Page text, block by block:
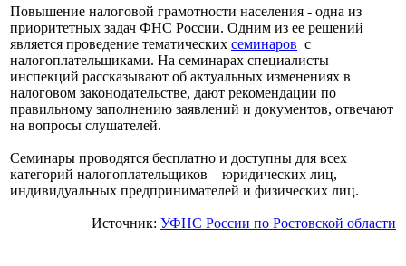
Повышение налоговой грамотности населения - одна из
приоритетных задач ФНС России. Одним из ее решений
является проведение тематических семинаров с
налогоплательщиками. На семинарах специалисты
инспекций рассказывают об актуальных изменениях в
налоговом законодательстве, дают рекомендации по
правильному заполнению заявлений и документов, отвечают
на вопросы слушателей.
Семинары проводятся бесплатно и доступны для всех
категорий налогоплательщиков – юридических лиц,
индивидуальных предпринимателей и физических лиц.
Источник: УФНС России по Ростовской области